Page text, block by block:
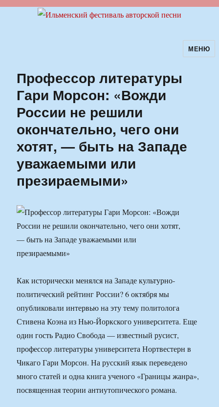
Ильменский фестиваль авторскойМЕНЮ
Профессор литературы
Гари Морсон: «Вожди
России не решили
окончательно, чего они
хотят, — быть на Западе
уважаемыми или
презираемыми»
Как исторически менялся на Западе культурно-
политический рейтинг России? 6 октября мы
опубликовали интервью на эту тему политолога
Стивена Коэна из Нью-Йоркского университета. Еще
один гость Радио Свобода — известный русист,
профессор литературы университета Нортвестерн в
Чикаго Гари Морсон. На русский язык переведено
много статей и одна книга ученого «Границы жанра»,
посвященная теории антиутопического романа.